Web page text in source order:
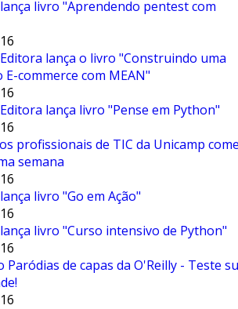
livro "Aprendendo pentest com
lança o livro "Construindo uma
E-commerce com MEAN"
lança livro "Pense em Python"
profissionais de TIC da Unicamp
semana
livro "Go em Ação"
livro "Curso intensivo de Python"
Paródias de capas da O'Reilly - Teste